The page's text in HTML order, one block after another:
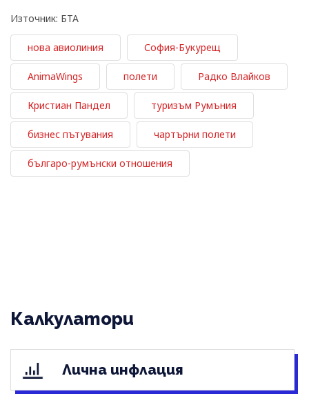
Източник: БТА
нова авиолиния София-Букурещ
AnimaWings полети Радко Влайков
Кристиан Пандел туризъм Румъния
бизнес пътувания чартърни полети
българо-румънски отношения
Калкулатори
Лична инфлация